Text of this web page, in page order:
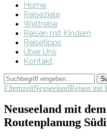
Home
Reiseziele
Weltreise
Reisen mit Kindern
Reisetipps
Über Uns
Kontakt
ElternzeitNeuseelandReisen mit
Neuseeland mit
Routenplanung